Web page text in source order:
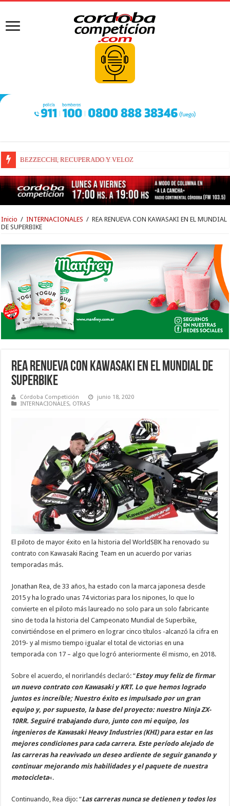
BEZZECCHI, RECUPERADO Y VELOZ
Inicio / INTERNACIONALES / REA RENUEVA CON KAWASAKI EN EL MUNDIAL
DE SUPERBIKE
REA RENUEVA CON KAWASAKI EN EL MUNDIAL DE
SUPERBIKE
Córdoba Competición
junio 18, 2020
INTERNACIONALES, OTRAS
El piloto de mayor éxito en la historia del WorldSBK ha renovado su
contrato con Kawasaki Racing Team en un acuerdo por varias
temporadas más.
Jonathan Rea, de 33 años, ha estado con la marca japonesa desde
2015 y ha logrado unas 74 victorias para los nipones, lo que lo
convierte en el piloto más laureado no solo para un solo fabricante
sino de toda la historia del Campeonato Mundial de Superbike,
convirtiéndose en el primero en lograr cinco títulos -alcanzó la cifra en
2019- y al mismo tiempo igualar el total de victorias en una
temporada con 17 – algo que logró anteriormente él mismo, en 2018.
Sobre el acuerdo, el norirlandés declaró: “Estoy muy feliz de firmar
un nuevo contrato con Kawasaki y KRT. Lo que hemos logrado
juntos es increíble; Nuestro éxito es impulsado por un gran
equipo y, por supuesto, la base del proyecto: nuestro Ninja ZX-
10RR. Seguiré trabajando duro, junto con mi equipo, los
ingenieros de Kawasaki Heavy Industries (KHI) para estar en las
mejores condiciones para cada carrera. Este período alejado de
las carreras ha reavivado un deseo ardiente de seguir ganando y
continuar mejorando mis habilidades y el paquete de nuestra
motocicleta«.
Continuando, Rea dijo: “Las carreras nunca se detienen y todos los